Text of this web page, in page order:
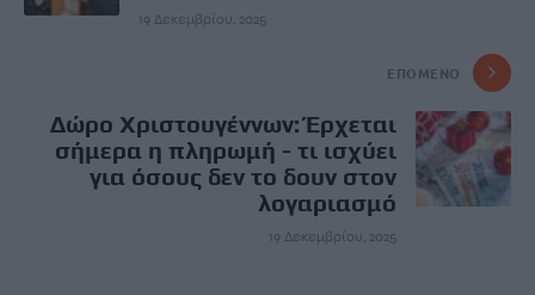
19 Δεκεμβρίου, 2025
ΕΠΌΜΕΝΟ
Δώρο Χριστουγέννων: Έρχεται
σήμερα η πληρωμή - τι ισχύει
για όσους δεν το δουν στον
λογαριασμό
19 Δεκεμβρίου, 2025